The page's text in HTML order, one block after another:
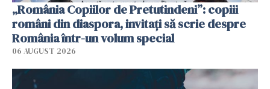
„România Copiilor de Pretutindeni”: copiii
români din diaspora, invitați să scrie despre
România într-un volum special
06 AUGUST 2026